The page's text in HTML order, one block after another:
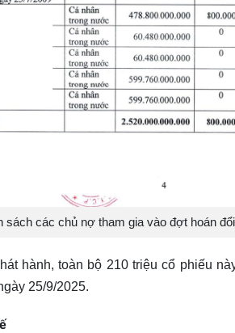
sách các chủ nợ tham gia vào đợt hoán
hành, toàn bộ 210 triệu cổ phiếu
25/9/2025.